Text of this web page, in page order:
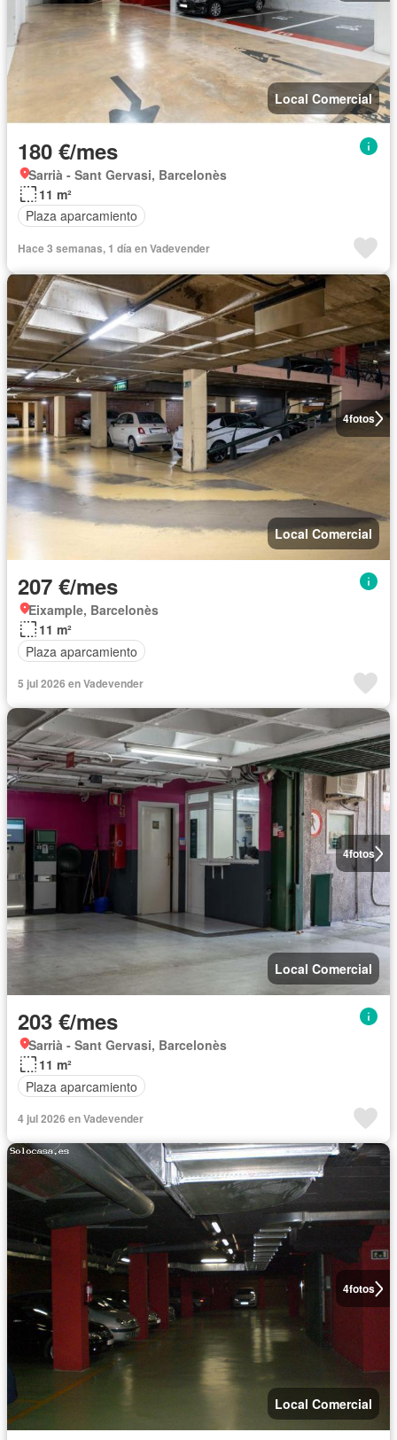
Local Comercial
180 €/mes
Sarrià - Sant Gervasi, Barcelonès
11 m²
Plaza aparcamiento
Hace 3 semanas, 1 día en Vadevender
4fotos
Local Comercial
207 €/mes
Eixample, Barcelonès
11 m²
Plaza aparcamiento
5 jul 2026 en Vadevender
4fotos
Local Comercial
203 €/mes
Sarrià - Sant Gervasi, Barcelonès
11 m²
Plaza aparcamiento
4 jul 2026 en Vadevender
4fotos
Local Comercial